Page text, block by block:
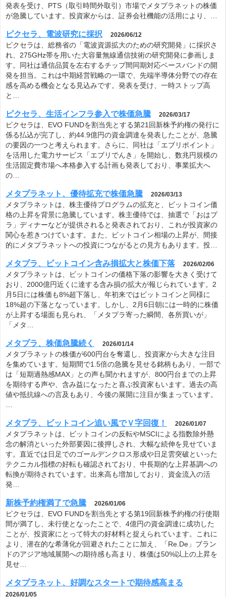
発表を受け、PTS（取引時間外取引）市場でメタプラネットの株価
が急騰しています。投資家からは、証券会社機能の活用により、…
ピクセラ、電波研究に採択 2026/06/12
ピクセラは、総務省の「電波資源拡大のための研究開発」に採択さ
れ、275GHz帯を用いた大容量無線通信技術の研究開発に参画しま
す。同社は通信品質を左右するチップ間同期対応ベースバンドの開
発を担当。これは中期経営戦略の一環で、先端半導体分野での存在
感を高める機会となる見込みです。発表を受け、一時ストップ高
と…
ピクセラ、生活インフラ参入で株価急騰 2026/03/17
ピクセラは、EVO FUNDを割当先とする第21回新株予約権の発行に
係る払込が完了し、約44.9億円の資金調達を発表したことが、急騰
の要因の一つと考えられます。さらに、同社は「エブリポイント」
を活用した電力サービス「エブリでんき」を開始し、数兆円規模の
生活固定費市場へ本格参入する計画も発表しており、事業拡大へ
の…
メタプラネット、優待拡充で株価急騰 2026/03/13
メタプラネットは、株主優待プログラムの拡充と、ビットコイン価
格の上昇を背景に急騰しています。株主優待では、抽選で「おはプ
ラ」ディナーなどが提供されると発表されており、これが投資家の
関心を惹きつけています。また、ビットコイン相場の上昇が、間接
的にメタプラネットへの投資につながるとの見方もあります。投…
メタプラ、ビットコイン含み損拡大と株価下落 2026/02/06
メタプラネットは、ビットコインの価格下落の影響を大きく受けて
おり、2000億円近くに達する含み損の拡大が報じられています。2
月5日には株価も8%超下落し、年初来ではビットコインと同様に
18%超の下落となっています。しかし、2月6日朝には一時的に株価
が上昇する場面も見られ、「メタプラ寄った瞬間、各所買いが」
「メタ…
メタプラ、株価急騰続く 2026/01/14
メタプラネットの株価が600円台を奪還し、投資家から大きな注目
を集めています。短期間で1.5倍の急騰を見せる銘柄もあり、一部で
は「短期過熱感MAX」との声も聞かれますが、800円台までの上昇
を期待する声や、含み益になったと喜ぶ投資家もいます。過去の高
値や抵抗線への言及もあり、今後の展開に注目が集まっています。
メタプラ、ビットコイン追い風でＶ字回復！ 2026/01/07
メタプラネットは、ビットコインの反転やMSCIによる指数除外懸
念の解消といった外部要因に後押しされ、大幅な続伸を見せていま
す。直近では日足でのゴールデンクロス形成や日足雲突破といった
テクニカル指標の好転も確認されており、中長期的な上昇基調への
転換が期待されています。出来高も増加しており、資金流入の活
発…
新株予約権満了で急騰 2026/01/06
ピクセラは、EVO FUNDを割当先とする第19回新株予約権の行使期
間が満了し、未行使となったことで、4億円の資金調達に成功した
ことが、投資家にとって特大の好材料と捉えられています。これに
より、潜在的な希薄化が回避されたことに加え、「Re.De」ブラン
ドのアジア地域展開への期待感も高まり、株価は50%以上の上昇を
見せ…
メタプラネット、好調なスタートで期待感高まる
2026/01/05